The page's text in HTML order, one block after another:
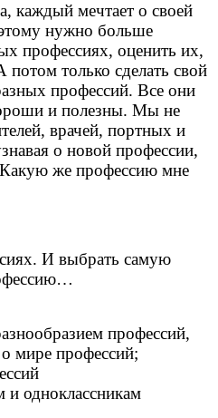
каждый мечтает о своей
нужно больше
профессиях, оценить их,
только сделать свой
профессий. Все они
и полезны. Мы не
врачей, портных и
о новой профессии,
Какую же профессию мне
И выбрать самую
профессий,
мире профессий;
и одноклассникам